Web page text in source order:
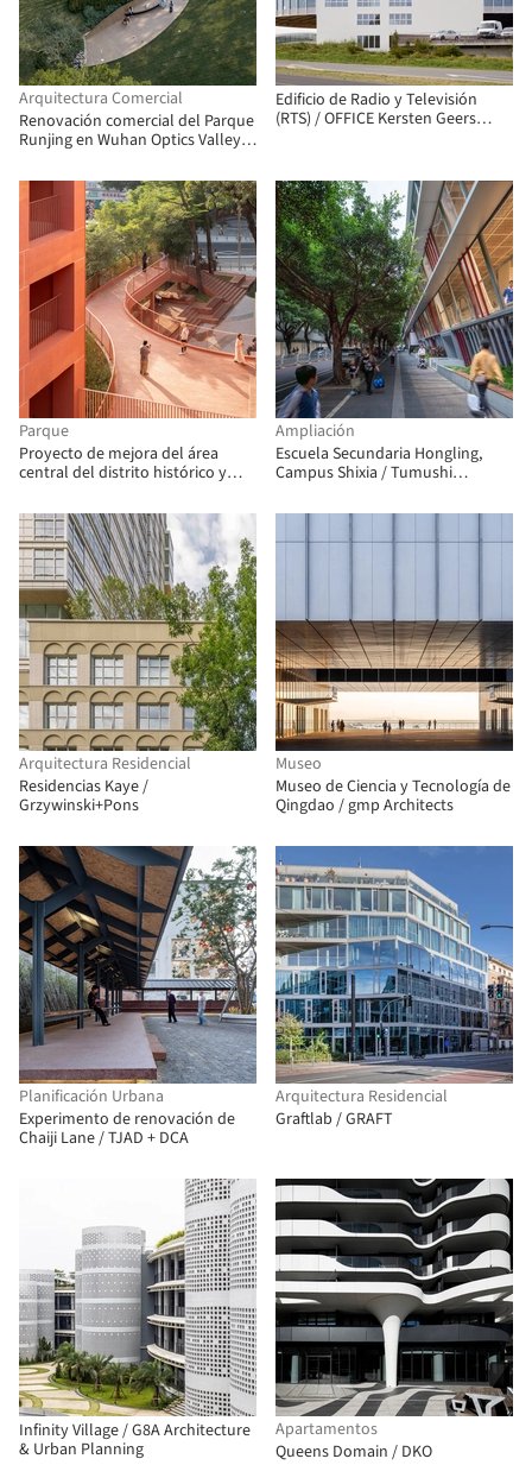
Arquitectura Comercial
Renovación comercial del Parque
Runjing en Wuhan Optics Valley,
Design + WTD Weitu Design
Edificio de Radio y Televisión
(RTS) / OFFICE Kersten Geers
Parque
Proyecto de mejora del área
central del distrito histórico y
Ampliación
Escuela Secundaria Hongling,
Campus Shixia / Tumushi
Arquitectura Residencial
Residencias Kaye /
Grzywinski+Pons
Museo
Museo de Ciencia y Tecnología de
Qingdao / gmp Architects
Planificación Urbana
Experimento de renovación de
Chaiji Lane / TJAD + DCA
Arquitectura Residencial
Graftlab / GRAFT
Infinity Village / G8A Architecture
& Urban Planning
Apartamentos
Queens Domain / DKO